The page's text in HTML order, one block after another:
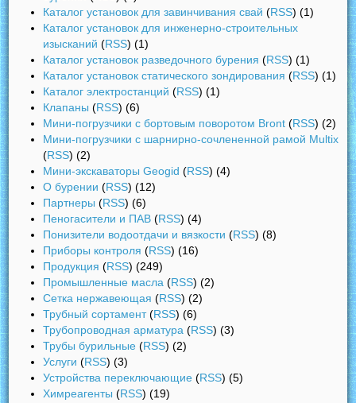
Каталог установок для завинчивания свай (RSS) (1)
Каталог установок для инженерно-строительных
изысканий (RSS) (1)
Каталог установок разведочного бурения (RSS) (1)
Каталог установок статического зондирования (RSS) (1)
Каталог электростанций (RSS) (1)
Клапаны (RSS) (6)
Мини-погрузчики с бортовым поворотом Bront (RSS) (2)
Мини-погрузчики с шарнирно-сочлененной рамой Multix
(RSS) (2)
Мини-экскаваторы Geogid (RSS) (4)
О бурении (RSS) (12)
Партнеры (RSS) (6)
Пеногасители и ПАВ (RSS) (4)
Понизители водоотдачи и вязкости (RSS) (8)
Приборы контроля (RSS) (16)
Продукция (RSS) (249)
Промышленные масла (RSS) (2)
Сетка нержавеющая (RSS) (2)
Трубный сортамент(RSS) (6)
Трубопроводная арматура (RSS) (3)
Трубы бурильные (RSS) (2)
Услуги (RSS) (3)
Устройства переключающие (RSS) (5)
Химреагенты (RSS) (19)